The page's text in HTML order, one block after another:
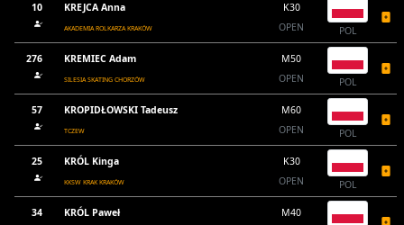
10 KREJCA Anna
AKADEMIA ROLKARZA KRAKÓW
K30
OPEN
POL
276 KREMIEC Adam
SILESIA SKATING CHORZÓW
M50
OPEN
POL
57 KROPIDŁOWSKI Tadeusz
TCZEW
M60
OPEN
POL
25 KRÓL Kinga
KKSW KRAK KRAKÓW
K30
OPEN
POL
34 KRÓL Paweł
M40